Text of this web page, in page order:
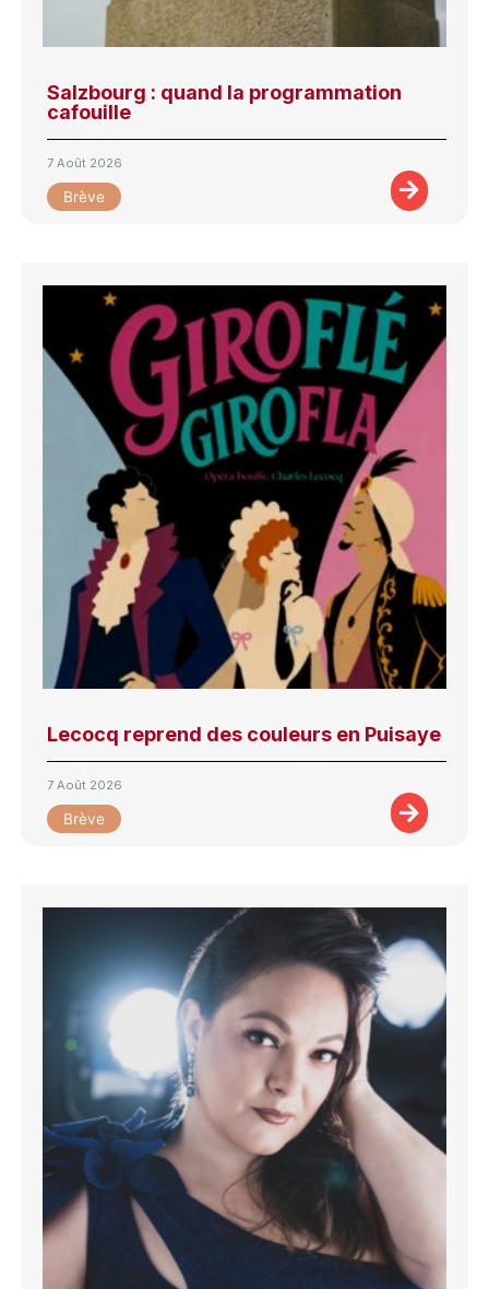
Salzbourg : quand la programmation
cafouille
7 Août 2026
Brève
Lecocq reprend des couleurs en Puisaye
7 Août 2026
Brève